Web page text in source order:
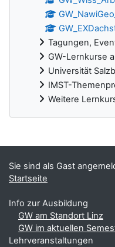
Tagungen,
GW-Lernkurse
Universität
IMST-
Weitere
Sie sind als Gast
Startseite
Info zur Ausbildung
GW am Standort Linz
GW im aktuellen
Lehrveranstaltungen